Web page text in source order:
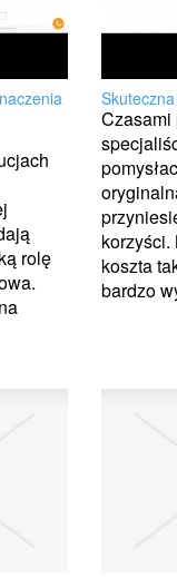
rolę
Czasami
koszta
bardzo